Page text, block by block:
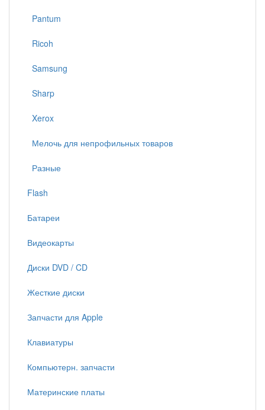
Pantum
Ricoh
Samsung
Sharp
Xerox
Мелочь для непрофильных товаров
Разные
Flash
Батареи
Видеокарты
Диски DVD / CD
Жесткие диски
Запчасти для Apple
Клавиатуры
Компьютерн. запчасти
Материнские платы